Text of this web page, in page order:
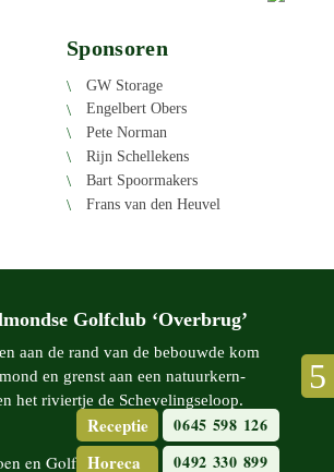
Sponsoren
GW Storage
Engel­bert Obers
Pete Norman
Rijn Schel­le­kens
Bart Spoor­ma­kers
Frans van den Heuvel
Golfclub ‘Overbrug’
aan de rand van de bebouwde kom
en grenst aan een natuur­kern­
het riviertje de Scheve­lingse­loop.
en Golf
Receptie 0645 598 126
Horeca 0492 330 899